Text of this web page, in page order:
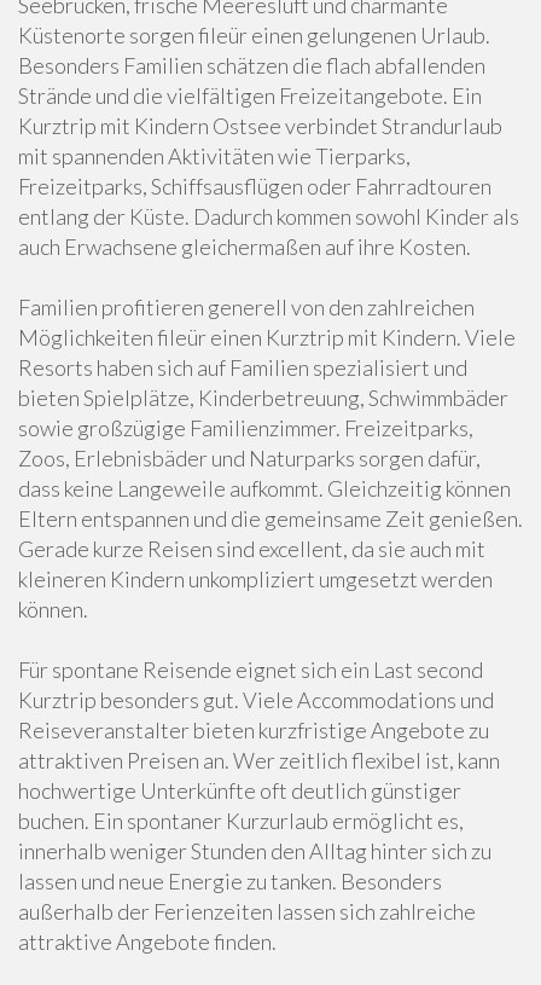
Küstenorte sorgen fileür einen gelungenen Urlaub.
Besonders Familien schätzen die flach abfallenden
Strände und die vielfältigen Freizeitangebote. Ein
Kurztrip mit Kindern Ostsee verbindet Strandurlaub
mit spannenden Aktivitäten wie Tierparks,
Freizeitparks, Schiffsausflügen oder Fahrradtouren
entlang der Küste. Dadurch kommen sowohl Kinder als
auch Erwachsene gleichermaßen auf ihre Kosten.
Familien profitieren generell von den zahlreichen
Möglichkeiten fileür einen Kurztrip mit Kindern. Viele
Resorts haben sich auf Familien spezialisiert und
bieten Spielplätze, Kinderbetreuung, Schwimmbäder
sowie großzügige Familienzimmer. Freizeitparks,
Zoos, Erlebnisbäder und Naturparks sorgen dafür,
dass keine Langeweile aufkommt. Gleichzeitig können
Eltern entspannen und die gemeinsame Zeit genießen.
Gerade kurze Reisen sind excellent, da sie auch mit
kleineren Kindern unkompliziert umgesetzt werden
können.
Für spontane Reisende eignet sich ein Last second
Kurztrip besonders gut. Viele Accommodations und
Reiseveranstalter bieten kurzfristige Angebote zu
attraktiven Preisen an. Wer zeitlich flexibel ist, kann
hochwertige Unterkünfte oft deutlich günstiger
buchen. Ein spontaner Kurzurlaub ermöglicht es,
innerhalb weniger Stunden den Alltag hinter sich zu
lassen und neue Energie zu tanken. Besonders
außerhalb der Ferienzeiten lassen sich zahlreiche
attraktive Angebote finden.